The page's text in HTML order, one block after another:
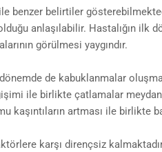
benzer belirtiler
anlaşılabilir. Hastalığın ilk
görülmesi yaygındır.
de kabuklanmalar
ile birlikte çatlamalar
kaşıntıların artması ile birlikte
karşı dirençsiz